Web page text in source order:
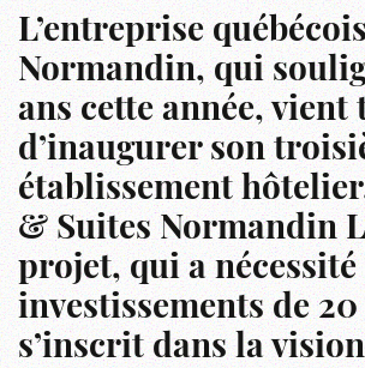
L’entreprise
Normandin, qui
ans cette année, vient
d’inaugurer son
établissement
& Suites Normandin
projet, qui a nécessité
investissements de
s’inscrit dans la